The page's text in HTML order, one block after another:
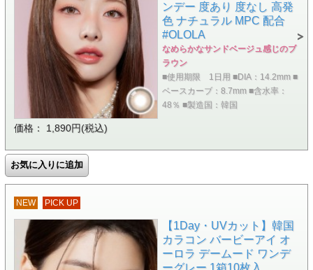
ンデー 度あり 度なし 高発
色 ナチュラル MPC 配合
#OLOLA
なめらかなサンドベージュ感じのブ
ラウン
■使用期限 1日用 ■DIA：14.2mm ■
ベースカーブ：8.7mm ■含水率：
48％ ■製造国：韓国
価格： 1,890円(税込)
NEW PICK UP
【1Day・UVカット】韓国
カラコン バービーアイ オ
ーロラ デームード ワンデ